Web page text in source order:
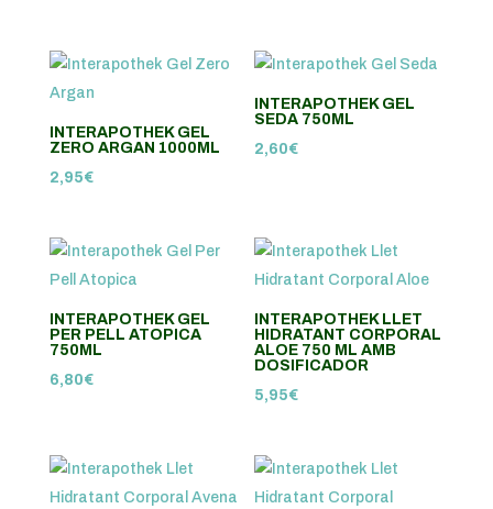
INTERAPOTHEK GEL
ZERO ARGAN 1000ML
2,95€
INTERAPOTHEK GEL
SEDA 750ML
2,60€
INTERAPOTHEK GEL
PER PELL ATOPICA
750ML
6,80€
INTERAPOTHEK LLET
HIDRATANT CORPORAL
ALOE 750 ML AMB
DOSIFICADOR
5,95€